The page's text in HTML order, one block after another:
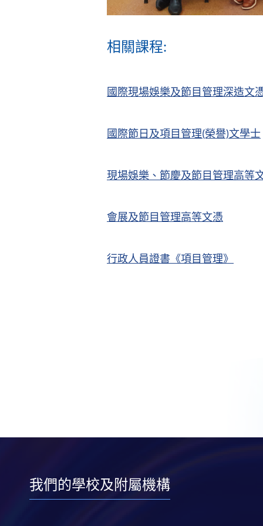
相關課程:
國際現場娛樂及節目管理深造文
國際節日及項目管理(榮譽)文學士
現場娛樂、節慶及節目管理高等
會展及節目管理高等文憑
行政人員證書《項目管理》
我們的學校及附屬機構